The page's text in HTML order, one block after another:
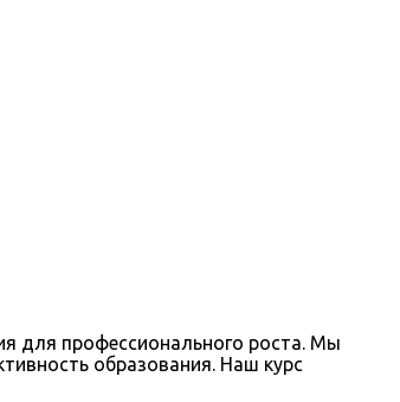
для профессионального роста. Мы
образования. Наш курс